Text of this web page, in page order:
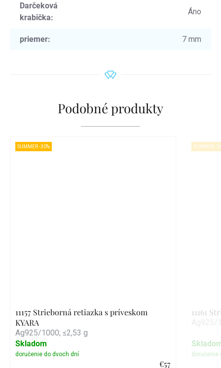
Darčeková
krabička:
Áno
priemer: 7 mm
Podobné produkty
SUMMER -30%
11157 Strieborná retiazka s príveskom
KYARA
Ag925/1000; ≤2,53 g
€57
Skladom
SUMMER -
11161